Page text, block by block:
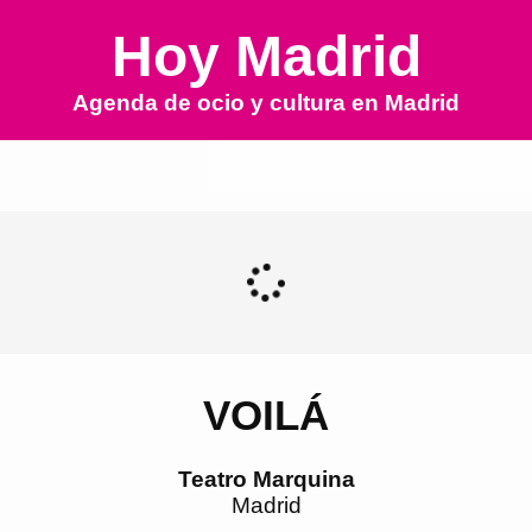
Hoy Madrid
Agenda de ocio y cultura en Madrid
VOILÁ
Teatro Marquina
Madrid